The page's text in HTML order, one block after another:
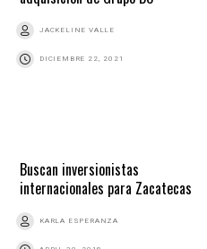
JACKELINE VALLE
DICIEMBRE 22, 2021
Buscan inversionistas
internacionales para Zacatecas
KARLA ESPERANZA